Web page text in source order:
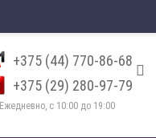
+375 (44) 770-86-68
+375 (29) 280-97-79
Ежедневно, с 10:00 до 19:00